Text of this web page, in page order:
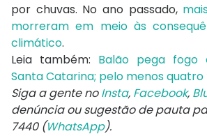
por chuvas. No ano passado,
morreram em meio às
climático.
Leia também: Balão pega fogo
Santa Catarina; pelo menos
Siga a gente noInsta, Facebook,
denúncia ou sugestão de pauta
7440 (WhatsApp).